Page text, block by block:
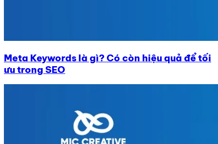
Meta Keywords là gì? Có còn hiệu quả để tối
ưu trong SEO